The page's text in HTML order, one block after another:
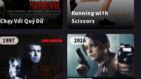
Chạy Với Quỷ Dữ
Running with
Scissors
1997 2016